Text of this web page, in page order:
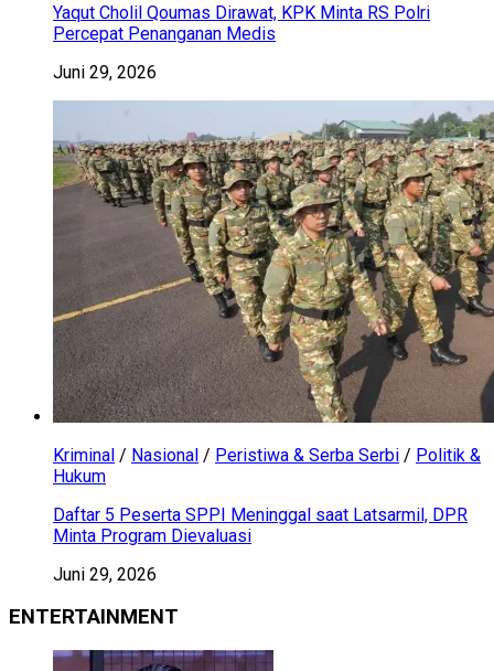
Yaqut Cholil Qoumas Dirawat, KPK Minta RS Polri
Percepat Penanganan Medis
Juni 29, 2026
Kriminal / Nasional / Peristiwa & Serba Serbi / Politik &
Hukum
Daftar 5 Peserta SPPI Meninggal saat Latsarmil, DPR
Minta Program Dievaluasi
Juni 29, 2026
ENTERTAINMENT